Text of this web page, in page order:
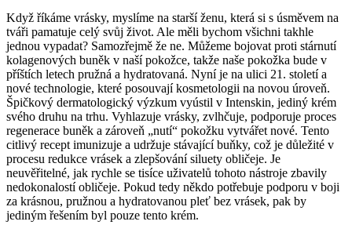
Když říkáme vrásky, myslíme na starší ženu, která si s úsměvem na
tváři pamatuje celý svůj život. Ale měli bychom všichni takhle
jednou vypadat? Samozřejmě že ne. Můžeme bojovat proti stárnutí
kolagenových buněk v naší pokožce, takže naše pokožka bude v
příštích letech pružná a hydratovaná. Nyní je na ulici 21. století a
nové technologie, které posouvají kosmetologii na novou úroveň.
Špičkový dermatologický výzkum vyústil v Intenskin, jediný krém
svého druhu na trhu. Vyhlazuje vrásky, zvlhčuje, podporuje proces
regenerace buněk a zároveň „nutí“ pokožku vytvářet nové. Tento
citlivý recept imunizuje a udržuje stávající buňky, což je důležité v
procesu redukce vrásek a zlepšování siluety obličeje. Je
neuvěřitelné, jak rychle se tisíce uživatelů tohoto nástroje zbavily
nedokonalostí obličeje. Pokud tedy někdo potřebuje podporu v boji
za krásnou, pružnou a hydratovanou pleť bez vrásek, pak by
jediným řešením byl pouze tento krém.